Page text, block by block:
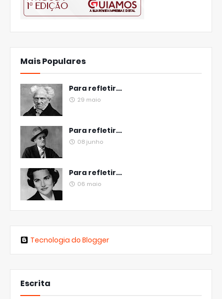
Mais Populares
Para refletir...
29 maio
Para refletir...
08 junho
Para refletir...
06 maio
Tecnologia do Blogger
Escrita